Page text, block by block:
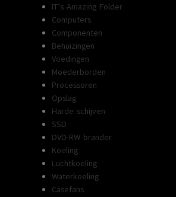
IT’s Amazing Folder
Computers
Componenten
Behuizingen
Voedingen
Moederborden
Processoren
Opslag
Harde schijven
SSD
DVD-RW brander
Koeling
Luchtkoeling
Waterkoeling
Casefans